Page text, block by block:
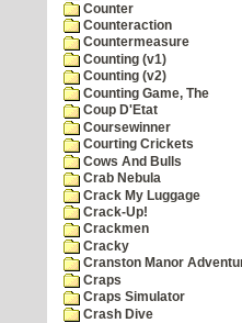
Counter
Counteraction
Countermeasure
Counting (v1)
Counting (v2)
Counting Game, The
Coup D'Etat
Coursewinner
Courting Crickets
Cows And Bulls
Crab Nebula
Crack My Luggage
Crack-Up!
Crackmen
Cracky
Cranston Manor
Craps
Craps Simulator
Crash Dive